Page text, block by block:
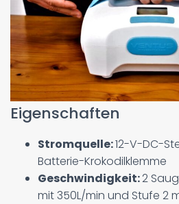
Eigenschaften
Stromquelle:12-V-DC-
Batterie-Krokodilklemme
Geschwindigkeit:2
mit 350L/min und Stufe 2